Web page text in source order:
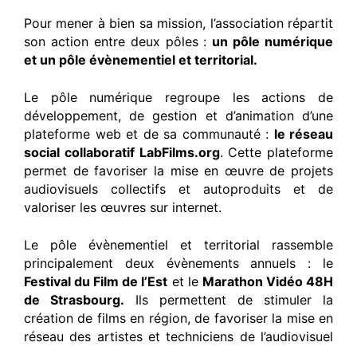
Pour mener à bien sa mission, l’association répartit
son action entre deux pôles : un pôle numérique
et un pôle évènementiel et territorial.
Le pôle numérique regroupe les actions de
développement, de gestion et d’animation d’une
plateforme web et de sa communauté : le réseau
social collaboratif LabFilms.org. Cette plateforme
permet de favoriser la mise en œuvre de projets
audiovisuels collectifs et autoproduits et de
valoriser les œuvres sur internet.
Le pôle évènementiel et territorial rassemble
principalement deux évènements annuels : le
Festival du Film de l’Est et le Marathon Vidéo 48H
de Strasbourg. Ils permettent de stimuler la
création de films en région, de favoriser la mise en
réseau des artistes et techniciens de l’audiovisuel